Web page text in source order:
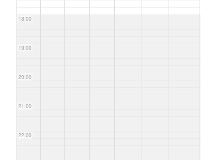
18:00
19:00
20:00
21:00
22:00